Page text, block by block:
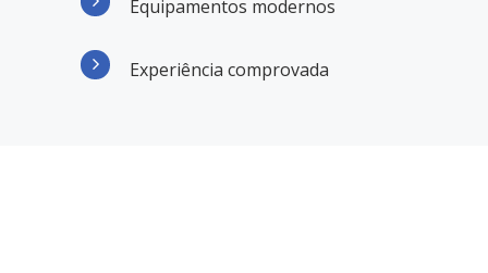
Equipamentos modernos
Experiência comprovada